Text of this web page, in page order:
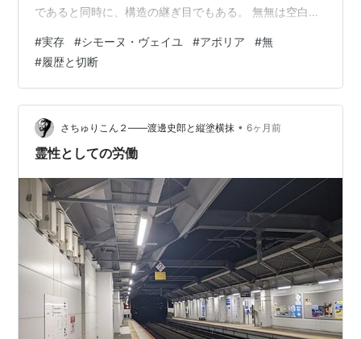
であると同時に、構造の継ぎ目でもある。 無無は空白で
別の世界線との断絶。無が強いと、人は本来の姿を見せ
なくなる。見えているのは、その人でありながら、その
本質から外れた運用状態かもしれない。 宗教や哲学がず
っと触ってきたもの仏教、西洋哲学、キリスト教、神秘
思想。書かれている語は違っていても、無、空、誘惑、
断絶、沈黙、重さ、恩寵の不在みたいなものが繰…
#実存 #シモーヌ・ヴェイユ #アポリア #無
#履歴と切断
さちゅりこん２――渡邊史郎と縦塗横抹 • 6ヶ月前
霊性としての労働